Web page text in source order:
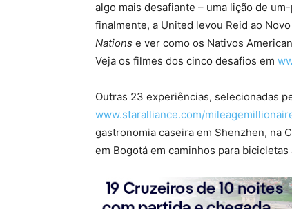
algo mais desafiante – uma lição de
finalmente, a United levou Reid ao
Nations e ver como os Nativos
Veja os filmes dos cinco desafios em
Outras 23 experiências, selecionadas
www.staralliance.com/
gastronomia caseira em Shenzhen, na
em Bogotá em caminhos para bicicletas